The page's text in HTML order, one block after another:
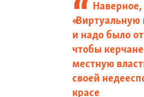
Наверное,
и надо было
чтобы
местную
своей
красе